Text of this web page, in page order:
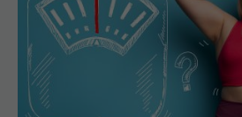
Slăbești fără să-ți dai seama: